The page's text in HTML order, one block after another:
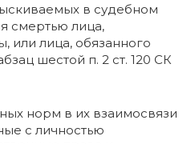
в судебном
смертью лица,
или лица, обязанного
шестой п. 2 ст. 120 СК
норм в их взаимосвязи
с личностью